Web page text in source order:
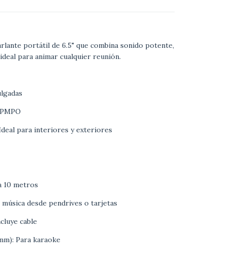
portátil de 6.5" que combina sonido potente,
para animar cualquier reunión.
para interiores y exteriores
10 metros
desde pendrives o tarjetas
cable
Para karaoke